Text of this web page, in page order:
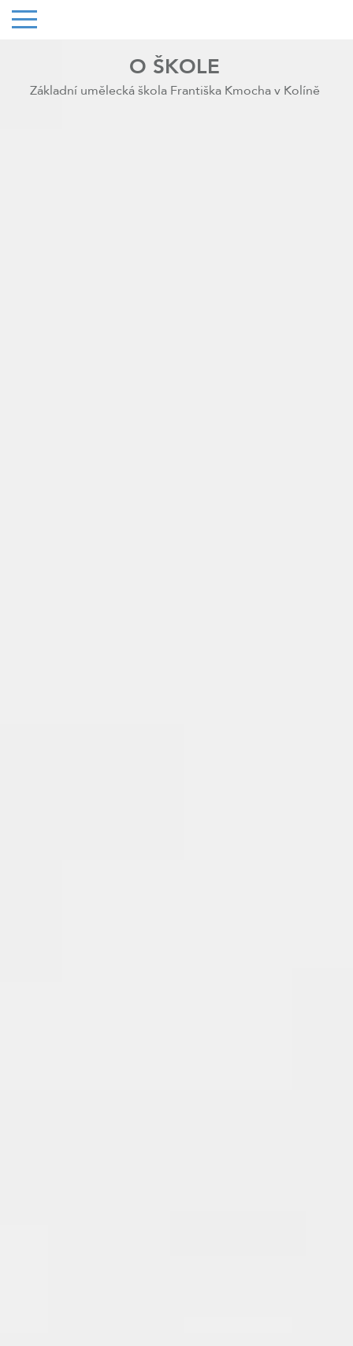
O ŠKOLE
Základní umělecká škola Františka Kmocha v Kolíně